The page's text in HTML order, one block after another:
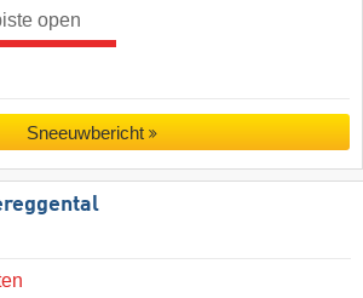
open
Sneeuwbericht